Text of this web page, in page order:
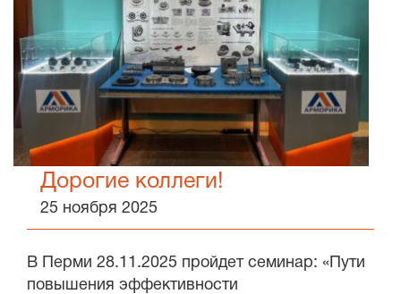
Дорогие коллеги!
25 ноября 2025
В Перми 28.11.2025 пройдет семинар: «Пути
повышения эффективности